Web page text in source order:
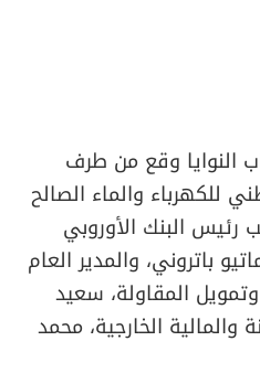
النوايا وقع من طرف
للكهرباء والماء الصالح
رئيس البنك الأوروبي
باتروني، والمدير العام
المقاولة، سعيد
والمالية الخارجية، محمد